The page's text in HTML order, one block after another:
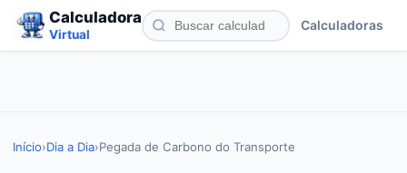
Calculadora
Virtual
Calculadoras
Início›Dia a Dia›Pegada de Carbono do Transporte